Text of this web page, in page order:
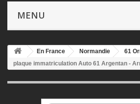
MENU
En France Normandie 61
plaque immatriculation Auto 61 Argentan -